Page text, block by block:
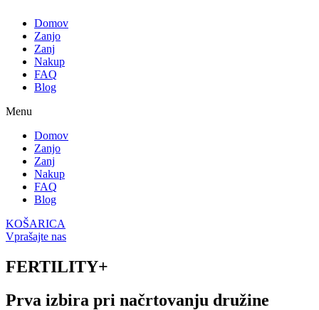
Domov
Zanjo
Zanj
Nakup
FAQ
Blog
Menu
Domov
Zanjo
Zanj
Nakup
FAQ
Blog
KOŠARICA
Vprašajte nas
FERTILITY+
Prva izbira pri načrtovanju družine